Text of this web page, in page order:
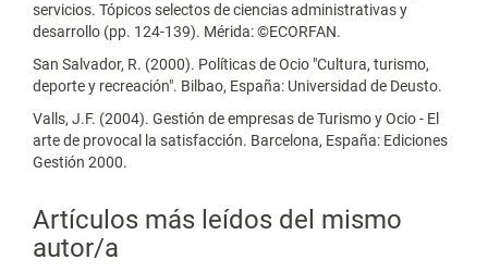
servicios. Tópicos selectos de ciencias administrativas y
desarrollo (pp. 124-139). Mérida: ©ECORFAN.
San Salvador, R. (2000). Políticas de Ocio "Cultura, turismo,
deporte y recreación". Bilbao, España: Universidad de Deusto.
Valls, J.F. (2004). Gestión de empresas de Turismo y Ocio - El
arte de provocal la satisfacción. Barcelona, España: Ediciones
Gestión 2000.
Artículos más leídos del mismo
autor/a